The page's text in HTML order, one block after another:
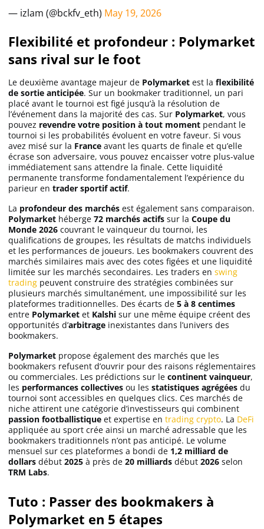
— izlam (@bckfv_eth) May 19, 2026
Flexibilité et profondeur : Polymarket
sans rival sur le foot
Le deuxième avantage majeur de Polymarket est la flexibilité
de sortie anticipée. Sur un bookmaker traditionnel, un pari
placé avant le tournoi est figé jusqu’à la résolution de
l’événement dans la majorité des cas. Sur Polymarket, vous
pouvez revendre votre position à tout moment pendant le
tournoi si les probabilités évoluent en votre faveur. Si vous
avez misé sur la France avant les quarts de finale et qu’elle
écrase son adversaire, vous pouvez encaisser votre plus-value
immédiatement sans attendre la finale. Cette liquidité
permanente transforme fondamentalement l’expérience du
parieur en trader sportif actif.
La profondeur des marchés est également sans comparaison.
Polymarket héberge 72 marchés actifs sur la Coupe du
Monde 2026 couvrant le vainqueur du tournoi, les
qualifications de groupes, les résultats de matchs individuels
et les performances de joueurs. Les bookmakers couvrent des
marchés similaires mais avec des cotes figées et une liquidité
limitée sur les marchés secondaires. Les traders en swing
trading peuvent construire des stratégies combinées sur
plusieurs marchés simultanément, une impossibilité sur les
plateformes traditionnelles. Des écarts de 5 à 8 centimes
entre Polymarket et Kalshi sur une même équipe créent des
opportunités d’arbitrage inexistantes dans l’univers des
bookmakers.
Polymarket propose également des marchés que les
bookmakers refusent d’ouvrir pour des raisons réglementaires
ou commerciales. Les prédictions sur le continent vainqueur,
les performances collectives ou les statistiques agrégées du
tournoi sont accessibles en quelques clics. Ces marchés de
niche attirent une catégorie d’investisseurs qui combinent
passion footballistique et expertise en trading crypto. La DeFi
appliquée au sport crée ainsi un marché adressable que les
bookmakers traditionnels n’ont pas anticipé. Le volume
mensuel sur ces plateformes a bondi de 1,2 milliard de
dollars début 2025 à près de 20 milliards début 2026 selon
TRM Labs.
Tuto : Passer des bookmakers à
Polymarket en 5 étapes